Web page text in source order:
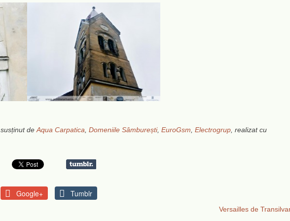
de Aqua Carpatica Domeniile Sâmburești, EuroGsm Electrogrup , realizat cu
Google+ Tumblr
Versailles de